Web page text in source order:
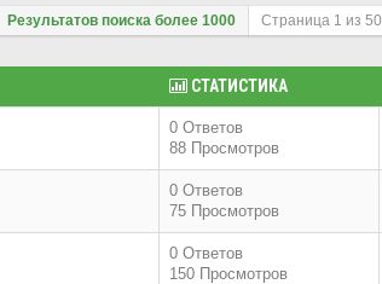
Результатов поиска более 1000 Страница 1 из 50
СТАТИСТИКА
0 Ответов
88 Просмотров
0 Ответов
75 Просмотров
0 Ответов
150 Просмотров